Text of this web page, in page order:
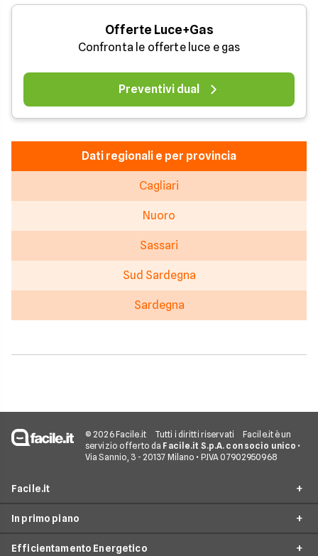
Offerte Luce+Gas
Confronta le offerte luce e gas
Preventivi dual
Dati regionali e per provincia
Cagliari
Nuoro
Sassari
Sud Sardegna
Sardegna
© 2026 Facile.it Tutti i diritti riservati
Facile.it è un
servizio offerto da Facile.it S.p.A. con socio unico •
Via Sannio, 3 - 20137 Milano • P.IVA 07902950968
Facile.it
Assicurazioni
Prestiti
In primo piano
Efficientamento Energetico